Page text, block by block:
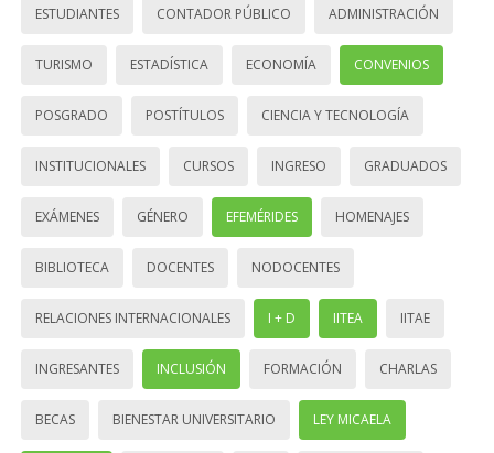
ESTUDIANTES CONTADOR PÚBLICO ADMINISTRACIÓN
TURISMO ESTADÍSTICA ECONOMÍA CONVENIOS
POSGRADO POSTÍTULOS CIENCIA Y TECNOLOGÍA
INSTITUCIONALES CURSOS INGRESO GRADUADOS
EXÁMENES GÉNERO EFEMÉRIDES HOMENAJES
BIBLIOTECA DOCENTES NODOCENTES
RELACIONES INTERNACIONALES I + D IITEA IITAE
INGRESANTES INCLUSIÓN FORMACIÓN CHARLAS
BECAS BIENESTAR UNIVERSITARIO LEY MICAELA